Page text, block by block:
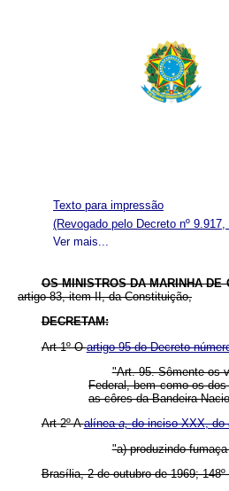
Texto para impressão
Ver mais...
(Revogado pelo Decreto nº
OS MINISTROS DA MARINHA
artigo 83, item II, da Constituição,
DECRETAM:
Art 1º Oartigo 95 do Decreto
"Art. 95. Sômente os
Federal, bem como os
as côres da Bandeira
Art 2º Aalíneaa,do inciso XXX, do
"a) produzindo
Brasília, 2 de outubro de 1969;